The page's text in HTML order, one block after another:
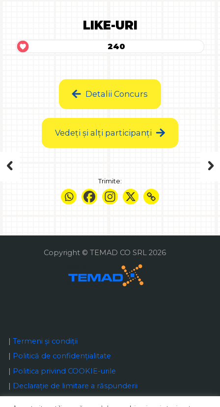
LIKE-URI
240
Detalii Concurs
Vedeți și alți participanți
Trimite:
Copyright © TEMAD CO SRL 2026
| Termeni și condiții
| Politică de confidențialitate
| Politica privind COOKIE-urile
| Declaraţie de limitare a răspunderii